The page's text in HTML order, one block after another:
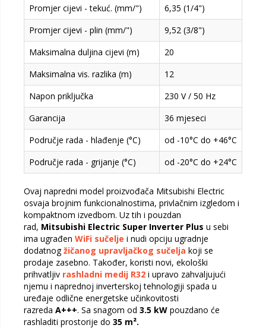
Promjer cijevi - tekuć. (mm/")
6,35 (1/4")
Promjer cijevi - plin (mm/")
9,52 (3/8")
Maksimalna duljina cijevi (m)
20
Maksimalna vis. razlika (m)
12
Napon priključka
230 V / 50 Hz
Garancija
36 mjeseci
Područje rada - hlađenje (°C)
od -10°C do +46°C
Područje rada - grijanje (°C)
od -20°C do +24°C
Ovaj napredni model proizvođača Mitsubishi Electric
osvaja brojnim funkcionalnostima, privlačnim izgledom i
kompaktnom izvedbom. Uz tih i pouzdan
rad, Mitsubishi Electric Super Inverter Plus u sebi
ima ugrađen WiFi sučelje i nudi opciju ugradnje
dodatnogžičanog upravljačkog sučelja koji se
prodaje zasebno. Također, koristi novi, ekološki
prihvatljiv rashladni medij R32 i upravo zahvaljujući
njemu i naprednoj inverterskoj tehnologiji spada u
uređaje odlične energetske učinkovitosti
razreda A+++. Sa snagom od 3.5 kW pouzdano će
rashladiti prostorije do 35 m².